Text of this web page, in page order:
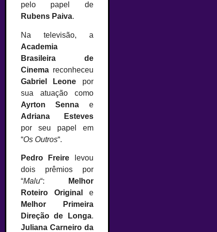
pelo papel de
Rubens Paiva.
Na televisão, a
Academia
Brasileira de
Cinema reconheceu
Gabriel Leone por
sua atuação como
Ayrton Senna e
Adriana Esteves
por seu papel em
“Os Outros“.
Pedro Freire levou
dois prêmios por
“Malu“:
Melhor
Roteiro Original
e
Melhor Primeira
Direção de Longa.
Juliana Carneiro da